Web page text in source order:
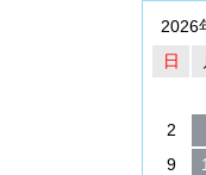
2026
日
2
9